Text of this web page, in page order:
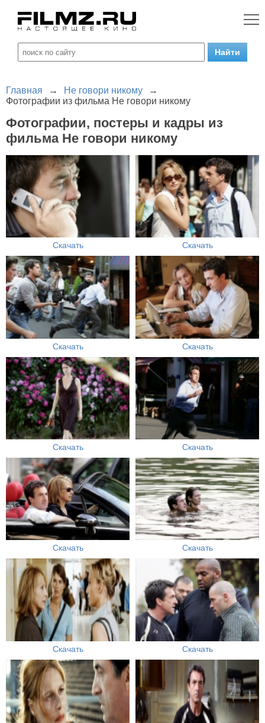
Главная → Не говори никому
→
Фотографии из фильма Не говори никому
Фотографии, постеры и кадры из
фильма Не говори никому
Скачать Скачать
Скачать Скачать
Скачать Скачать
Скачать Скачать
Скачать Скачать